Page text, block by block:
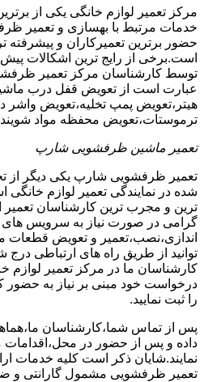
مرکز تعمیر لوازم خانگی یکی از
خدمات مرتبط با بهسازی و تعمیر
حضور برترین تعمیرکاران و پیشرفته
است.برخی از رایج ترین اشکالات
توسط کارشناسان مرکز تعمیر
عبارت است از تعویض قفل درب
هیتر،تعویض پمپ تخلیه،تعویض
ترموستات،تعویض محفظه مواد
تعمیر ماشین ظرفشویی شارپ
تعمیر ظرفشویی شارپ یکی دیگر از
شده در نمایندگی تعمیر لوازم
ترین و مجرب ترین کارشناسان تعمیر
گرامی در صورت نیاز به سرویس های
اندازی،نصب،تعمیر و تعویض
توانید از طریق راه های ارتباطی
کارشناسان ما در مرکز تعمیر لوازم
درخواست خود مبنی بر نیاز به
را ثبت نمایید.
پس از تماس شما،کارشناسان
داده و پس از حضور در محل،اقدامات
نمایند.شایان ذکر است کلیه خدمات
تعمیر ظرفشویی مشمول گارانتی و